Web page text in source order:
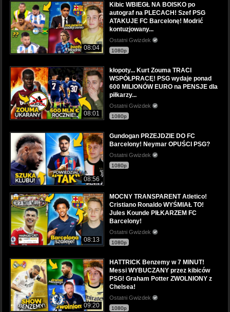
08:04
Kibic WBIEGŁ NA BOISKO po
autograf na PLECACH! Szef PSG
ATAKUJE FC Barcelonę! Modrić
kontuzjowany...
Ostatni Gwizdek
1080p
08:01
kłopoty... Kurt Zouma TRACI
WSPÓŁPRACĘ! PSG wydaje ponad
600 MILIONÓW EURO na PENSJE dla
piłkarzy...
Ostatni Gwizdek
1080p
08:56
Gundogan PRZEJDZIE DO FC
Barcelony! Neymar OPUŚCI PSG?
Ostatni Gwizdek
1080p
08:13
MOCNY TRANSPARENT Atletico!
Cristiano Ronaldo WYŚMIAŁ TO!
Jules Kounde PIŁKARZEM FC
Barcelony!
Ostatni Gwizdek
1080p
09:20
HATTRICK Benzemy w 7 MINUT!
Messi WYBUCZANY przez kibiców
PSG! Graham Potter ZWOLNIONY z
Chelsea!
Ostatni Gwizdek
1080p